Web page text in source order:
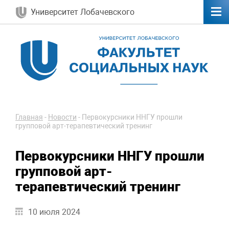
Университет Лобачевского
Главная - Новости - Первокурсники ННГУ прошли
групповой арт-терапевтический тренинг
Первокурсники ННГУ прошли
групповой арт-
терапевтический тренинг
10 июля 2024